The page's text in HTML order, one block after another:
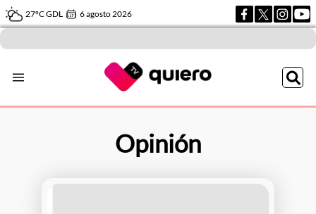
27ºC GDL 6 agosto 2026
Opinión